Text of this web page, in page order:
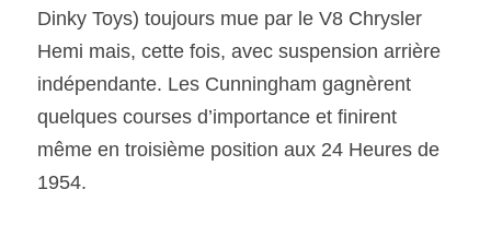
Dinky Toys) toujours mue par le V8 Chrysler
Hemi mais, cette fois, avec suspension arrière
indépendante. Les Cunningham gagnèrent
quelques courses d’importance et finirent
même en troisième position aux 24 Heures de
1954.